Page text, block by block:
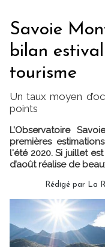
Savoie
bilan
tourisme
Un taux moyen
points
L’Observatoire
premières
l'été 2020. Si juillet
d’août réalise de
Rédigé par La